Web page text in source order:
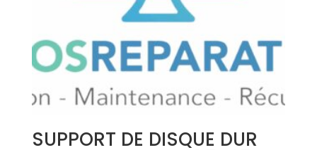
SUPPORT DE DISQUE DUR